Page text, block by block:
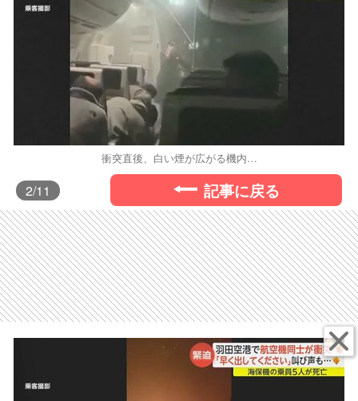
衝突直後、白い煙が広がる機内…
2/11 記事に戻る